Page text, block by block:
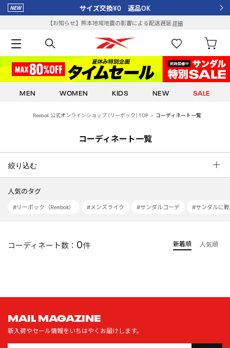
サイズ交換¥0 返品OK
【お知らせ】熊本地域地震の影響による配送遅延詳細
MEN WOMEN KIDS NEW SALE
Reebok 公式オンラインショップ (リーボック) TOP コーディネート一覧
コーディネート一覧
絞り込む
人気のタグ
#リーボック（Reebok） #メンズライク #サンダルコーデ #サンダルに
コーディネート数： 0件 新着順 人気順
MAIL MAGAZINE
新入荷やセール情報をいちはやくお届けします。